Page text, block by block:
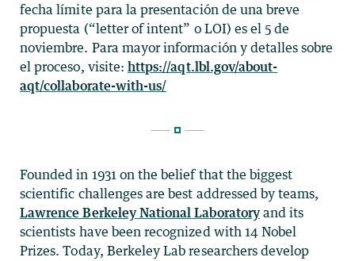
fecha límite para la presentación de una breve
propuesta (“letter of intent” o LOI) es el 5 de
noviembre. Para mayor información y detalles sobre
el proceso, visite:https://aqt.lbl.gov/about-
aqt/collaborate-with-us/
Founded in 1931 on the belief that the biggest
scientific challenges are best addressed by teams,
Lawrence Berkeley National Laboratoryand its
scientists have been recognized with 14 Nobel
Prizes. Today, Berkeley Lab researchers develop